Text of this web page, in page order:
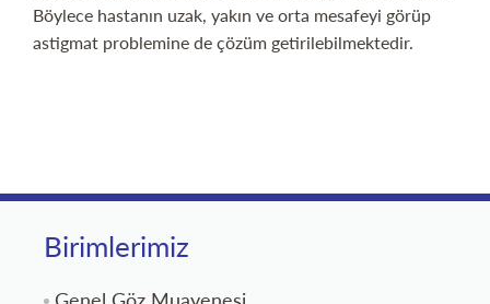
Böylece hastanın uzak, yakın ve orta mesafeyi görüp
astigmat problemine de çözüm getirilebilmektedir.
Birimlerimiz